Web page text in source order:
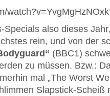
also dieses
rein, und von der
(BBC1)
zu müssen. Bzw.:
mal „The Worst
Slapstick-Scheiß